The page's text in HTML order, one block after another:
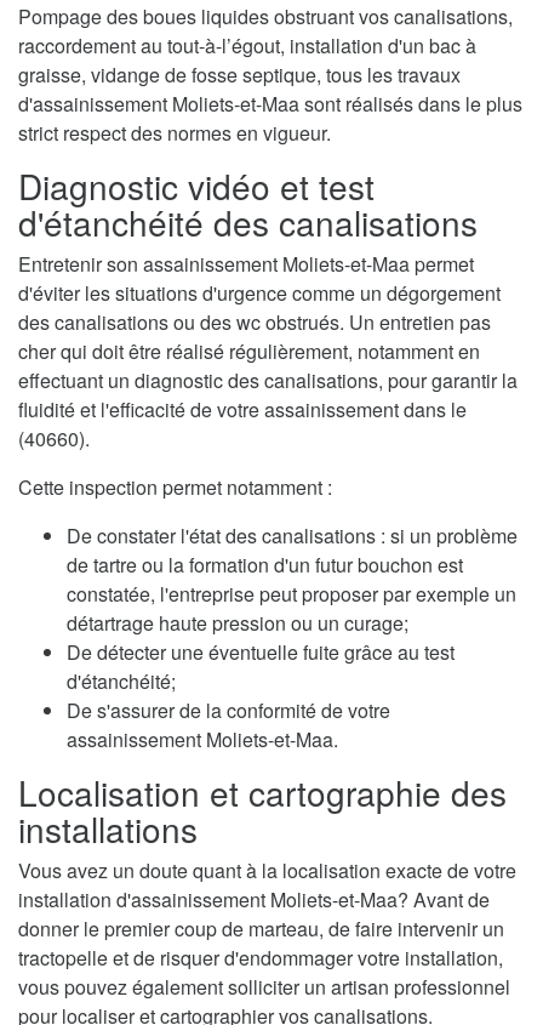
Pompage des boues liquides obstruant vos canalisations,
raccordement au tout-à-l’égout, installation d'un bac à
graisse, vidange de fosse septique, tous les travaux
d'assainissement Moliets-et-Maa sont réalisés dans le plus
strict respect des normes en vigueur.
Diagnostic vidéo et test
d'étanchéité des canalisations
Entretenir son assainissement Moliets-et-Maa permet
d'éviter les situations d'urgence comme un dégorgement
des canalisations ou des wc obstrués. Un entretien pas
cher qui doit être réalisé régulièrement, notamment en
effectuant un diagnostic des canalisations, pour garantir la
fluidité et l'efficacité de votre assainissement dans le
(40660).
Cette inspection permet notamment :
De constater l'état des canalisations : si un problème
de tartre ou la formation d'un futur bouchon est
constatée, l'entreprise peut proposer par exemple un
détartrage haute pression ou un curage;
De détecter une éventuelle fuite grâce au test
d'étanchéité;
De s'assurer de la conformité de votre
assainissement Moliets-et-Maa.
Localisation et cartographie des
installations
Vous avez un doute quant à la localisation exacte de votre
installation d'assainissement Moliets-et-Maa? Avant de
donner le premier coup de marteau, de faire intervenir un
tractopelle et de risquer d'endommager votre installation,
vous pouvez également solliciter un artisan professionnel
pour localiser et cartographier vos canalisations.